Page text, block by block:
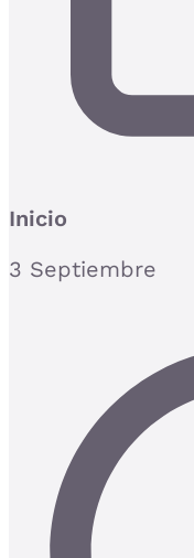
Inicio
3 Septiembre